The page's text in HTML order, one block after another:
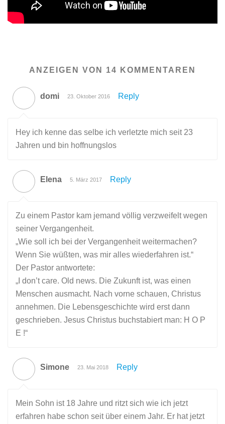
ANZEIGEN VON 14 KOMMENTAREN
domi 23. Oktober 2016 Reply
Hey ich kenne das selbe ich verletzte mich seit 23
Jahren und bin hoffnungslos
Elena 5. März 2017 Reply
Zu einem Pastor kam jemand völlig verzweifelt wegen
seiner Vergangenheit.
„Wie soll ich bei der Vergangenheit weitermachen?
Wenn Sie wüßten, was mir alles wiederfahren ist.“
Der Pastor antwortete:
„I don’t care. Old news. Die Zukunft ist, was einen
Menschen ausmacht. Nach vorne schauen, Christus
annehmen. Die Lebensgeschichte wird erst dann
geschrieben. Jesus Christus buchstabiert man: H O P
E !“
Simone 23. Mai 2018 Reply
Mein Sohn ist 18 Jahre und ritzt sich wie ich jetzt
erfahren habe schon seit über einem Jahr. Er hat jetzt